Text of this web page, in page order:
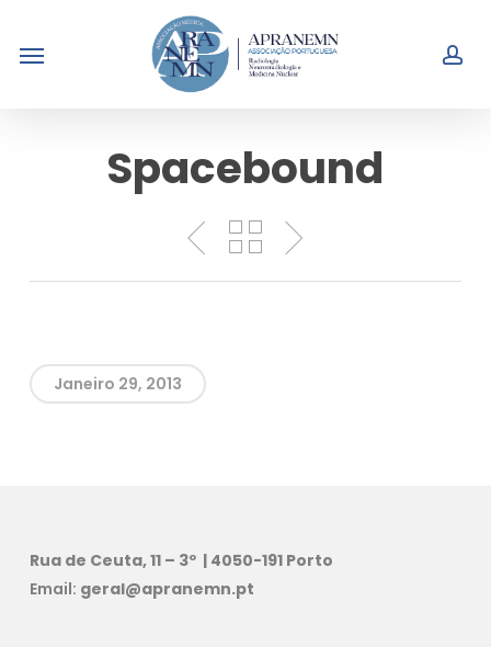
main
Menu
Spacebound
Janeiro 29, 2013
Rua de Ceuta, 11 – 3º | 4050-191 Porto
Email: geral@apranemn.pt